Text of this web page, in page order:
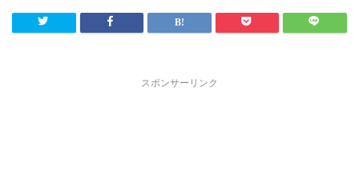
スポンサーリンク